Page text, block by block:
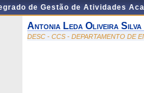
de Gestão de Atividades
Antonia Leda Oliveira Silva
DESC - CCS - DEPARTAMENTO DE